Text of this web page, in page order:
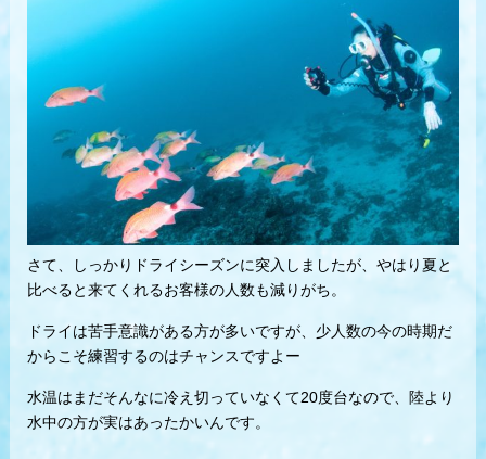
さて、しっかりドライシーズンに突入しましたが、やはり夏と
比べると来てくれるお客様の人数も減りがち。
ドライは苦手意識がある方が多いですが、少人数の今の時期だ
からこそ練習するのはチャンスですよー
水温はまだそんなに冷え切っていなくて20度台なので、陸より
水中の方が実はあったかいんです。